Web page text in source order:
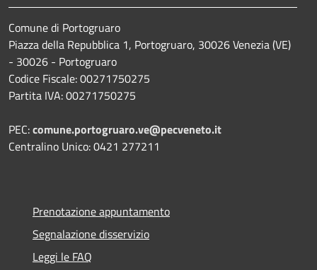
Comune di Portogruaro
Piazza della Repubblica 1, Portogruaro, 30026 Venezia (VE)
- 30026 - Portogruaro
Codice Fiscale: 00271750275
Partita IVA: 00271750275
PEC:comune.portogruaro.ve@pecveneto.it
Centralino Unico: 0421 277211
Prenotazione appuntamento
Segnalazione disservizio
Leggi le FAQ